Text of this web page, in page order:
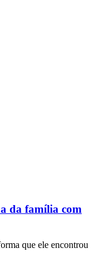
da família com
que ele encontrou